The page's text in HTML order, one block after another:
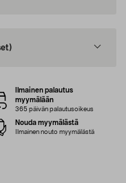
Ilmainen palautus
myymälään
365 päivän palautusoikeus
Nouda myymälästä
Ilmainen nouto myymälästä